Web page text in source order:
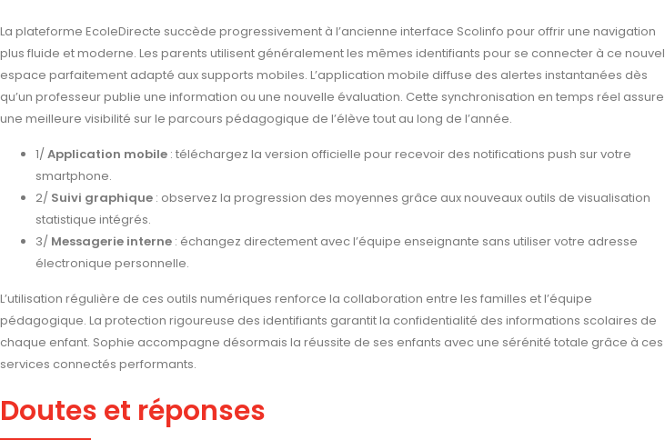
La plateforme EcoleDirecte succède progressivement à l’ancienne interface Scolinfo pour offrir une navigation
plus fluide et moderne. Les parents utilisent généralement les mêmes identifiants pour se connecter à ce nouvel
espace parfaitement adapté aux supports mobiles. L’application mobile diffuse des alertes instantanées dès
qu’un professeur publie une information ou une nouvelle évaluation. Cette synchronisation en temps réel assure
une meilleure visibilité sur le parcours pédagogique de l’élève tout au long de l’année.
1/Application mobile : téléchargez la version officielle pour recevoir des notifications push sur votre
smartphone.
2/ Suivi graphique : observez la progression des moyennes grâce aux nouveaux outils de visualisation
statistique intégrés.
3/ Messagerie interne : échangez directement avec l’équipe enseignante sans utiliser votre adresse
électronique personnelle.
L’utilisation régulière de ces outils numériques renforce la collaboration entre les familles et l’équipe
pédagogique. La protection rigoureuse des identifiants garantit la confidentialité des informations scolaires de
chaque enfant. Sophie accompagne désormais la réussite de ses enfants avec une sérénité totale grâce à ces
services connectés performants.
Doutes et réponses